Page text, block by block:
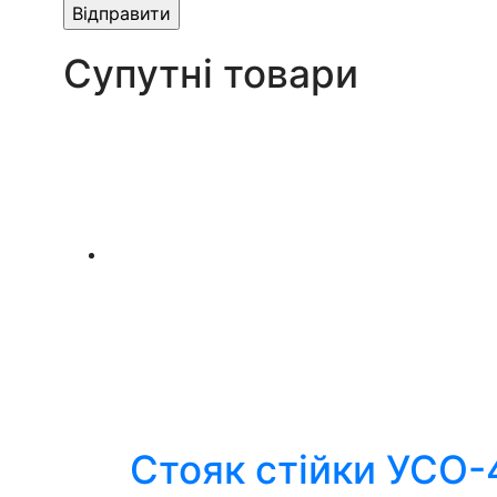
Супутні товари
Стояк стійки